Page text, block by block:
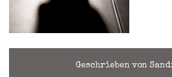
Geschrieben von